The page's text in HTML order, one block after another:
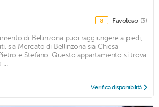
8 Favoloso (3)
di Bellinzona puoi raggiungere a piedi,
sia Mercato di Bellinzona sia Chiesa
e Stefano. Questo appartamento si trova
...
Verifica disponibilità